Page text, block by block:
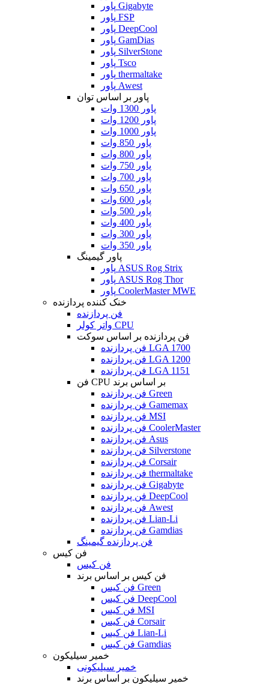
پاور Gigabyte
پاور FSP
پاور DeepCool
پاور GamDias
پاور SilverStone
پاور Tsco
پاور thermaltake
پاور Awest
پاور بر اساس توان
پاور 1300 وات
پاور 1200 وات
پاور 1000 وات
پاور 850 وات
پاور 800 وات
پاور 750 وات
پاور 700 وات
پاور 650 وات
پاور 600 وات
پاور 500 وات
پاور 400 وات
پاور 300 وات
پاور 350 وات
پاور گیمینگ
پاور ASUS Rog Strix
پاور ASUS Rog Thor
پاور CoolerMaster MWE
خنک کننده پردازنده
فن پردازنده
واتر کولر CPU
فن پردازنده بر اساس سوکت
فن پردازنده LGA 1700
فن پردازنده LGA 1200
فن پردازنده LGA 1151
فن CPU بر اساس برند
فن پردازنده Green
فن پردازنده Gamemax
فن پردازنده MSI
فن پردازنده CoolerMaster
فن پردازنده Asus
فن پردازنده Silverstone
فن پردازنده Corsair
فن پردازنده thermaltake
فن پردازنده Gigabyte
فن پردازنده DeepCool
فن پردازنده Awest
فن پردازنده Lian-Li
فن پردازنده Gamdias
فن پردازنده گیمینگ
فن کیس
فن کیس
فن کیس بر اساس برند
فن کیس Green
فن کیس DeepCool
فن کیس MSI
فن کیس Corsair
فن کیس Lian-Li
فن کیس Gamdias
خمیر سیلیکون
خمیر سیلیکونی
خمیر سیلیکون بر اساس برند